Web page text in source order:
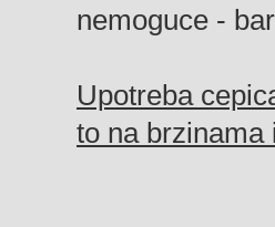
nemoguce -
Upotreba
to na brzinama